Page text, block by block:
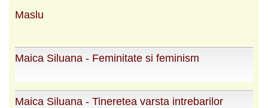
Maslu
Maica Siluana - Feminitate si feminism
Maica Siluana - Tineretea varsta intrebarilor